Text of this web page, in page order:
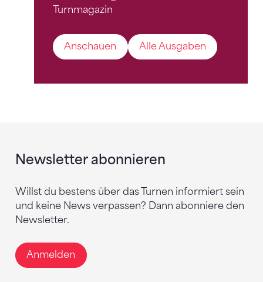
Turnmagazin
Anschauen Alle Ausgaben
Newsletter abonnieren
Willst du bestens über das Turnen informiert sein
und keine News verpassen? Dann abonniere den
Newsletter.
Anmelden